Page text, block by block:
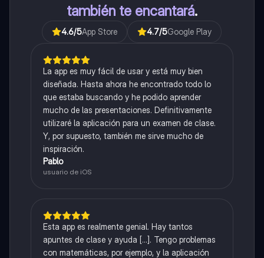
también te encantará.
4.6/5App Store 4.7/5Google Play
La app es muy fácil de usar y está muy bien
diseñada. Hasta ahora he encontrado todo lo
que estaba buscando y he podido aprender
mucho de las presentaciones. Definitivamente
utilizaré la aplicación para un examen de clase.
Y, por supuesto, también me sirve mucho de
inspiración.
Pablo
usuario de iOS
Esta app es realmente genial. Hay tantos
apuntes de clase y ayuda [...]. Tengo problemas
con matemáticas, por ejemplo, y la aplicación